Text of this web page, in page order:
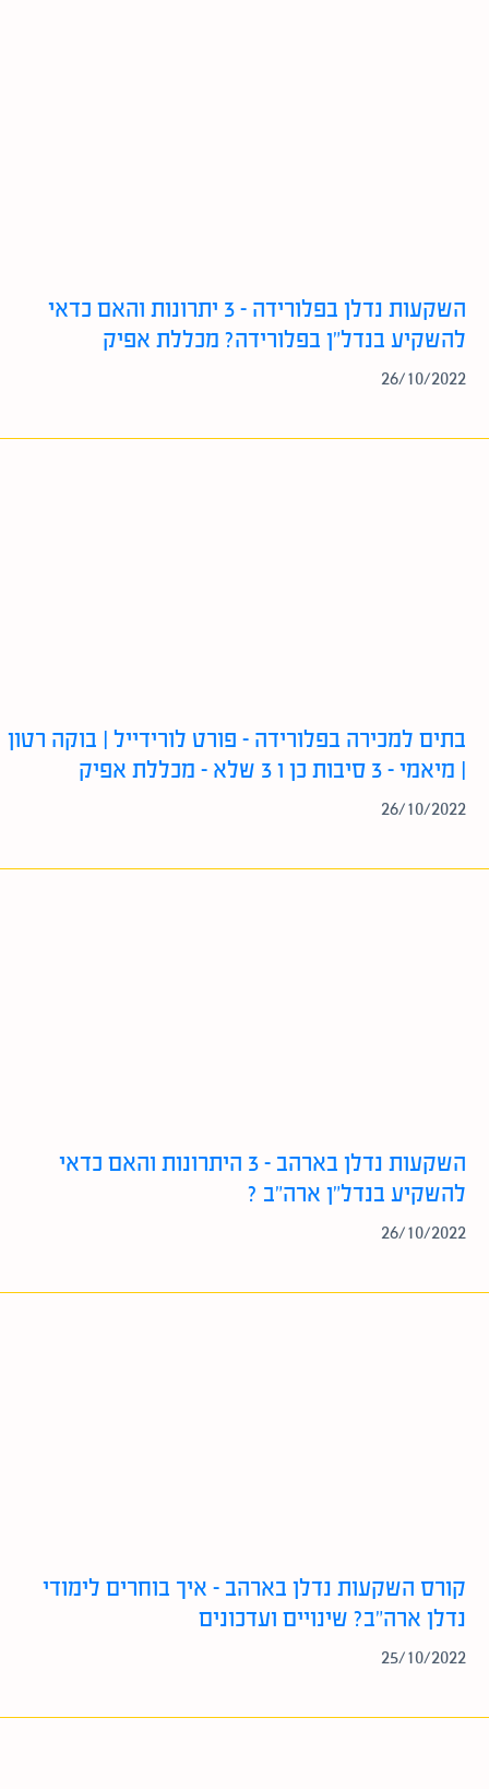
השקעות נדלן בפלורידה – 3 יתרונות והאם כדאי
להשקיע בנדל”ן בפלורידה? מכללת אפיק
26/10/2022
בתים למכירה בפלורידה – פורט לורידייל | בוקה רטון
| מיאמי – 3 סיבות כן ו 3 שלא – מכללת אפיק
26/10/2022
השקעות נדלן בארהב – 3 היתרונות והאם כדאי
להשקיע בנדל”ן ארה”ב ?
26/10/2022
קורס השקעות נדלן בארהב – איך בוחרים לימודי
נדלן ארה”ב? שינויים ועדכונים
25/10/2022